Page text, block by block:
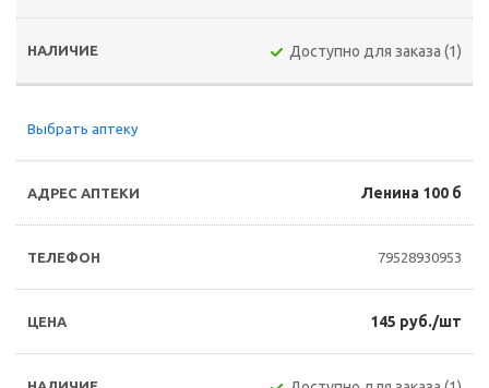
Доступно для заказа (1)
Выбрать аптеку
Ленина 100 б
79528930953
145 руб./шт